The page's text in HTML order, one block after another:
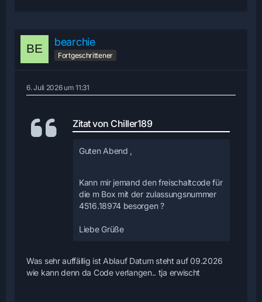
bearchie
Fortgeschrittener
6. Juli 2026 um 11:31
Zitat von Chiller189
Guten Abend ,
Kann mir jemand den freischaltcode für
die m Box mit der zulassungsnummer
4516.18974 besorgen ?
Liebe Grüße
Was sehr auffällig ist Ablauf Datum steht auf 09.2026
wie kann denn da Code verlangen.. tja erwischt